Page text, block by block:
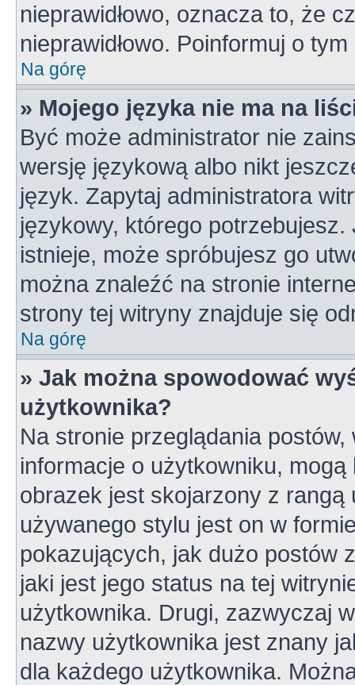
nieprawidłowo, oznacza to, że
nieprawidłowo. Poinformuj o
Na górę
» Mojego języka nie ma na
Być może administrator nie
wersję językową albo nikt
język. Zapytaj administratora
językowy, którego
istnieje, może spróbujesz go
można znaleźć na stronie
strony tej witryny znajduje się
Na górę
» Jak można spowodować
użytkownika?
Na stronie przeglądania
informacje o użytkowniku,
obrazek jest skojarzony z
używanego stylu jest on w
pokazujących, jak dużo postów
jaki jest jego status na tej
użytkownika. Drugi, zazwyczaj
nazwy użytkownika jest znany
dla każdego użytkownika.